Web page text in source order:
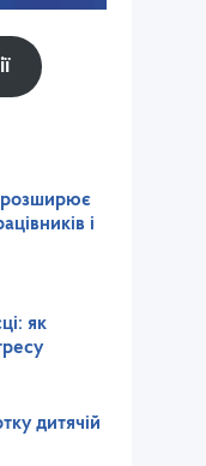
і
як
дитячій